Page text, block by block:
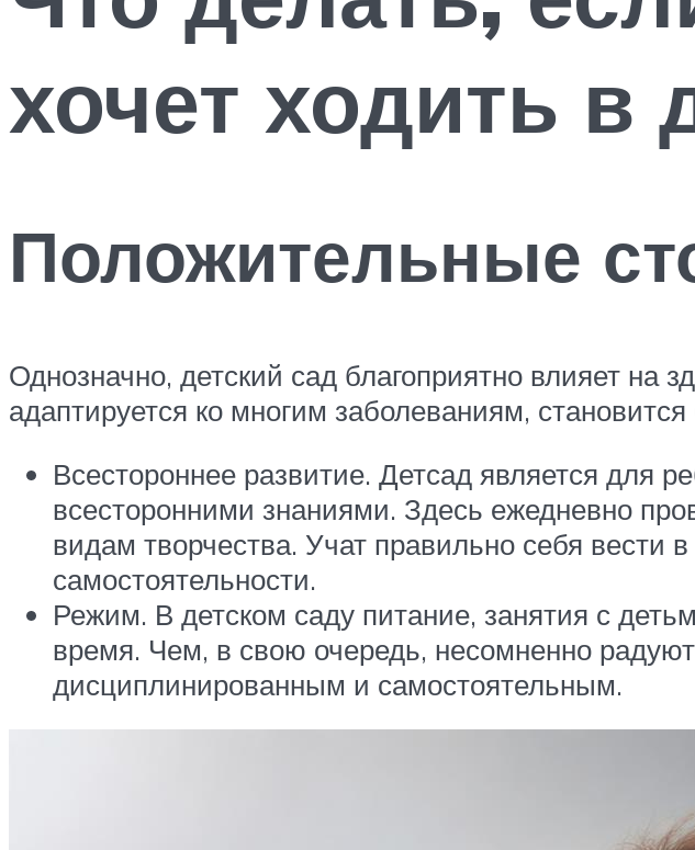
хочет ходить в
Положительные
Однозначно, детский сад благоприятно влияет
адаптируется ко многим заболеваниям,
Всестороннее развитие. Детсад является для
всесторонними знаниями. Здесь ежедневно
видам творчества. Учат правильно себя вести
самостоятельности.
Режим. В детском саду питание, занятия с
время. Чем, в свою очередь, несомненно
дисциплинированным и самостоятельным.